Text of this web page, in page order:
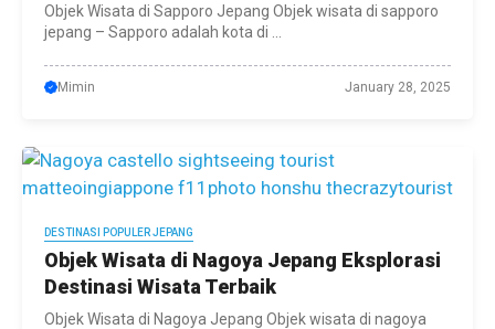
Objek Wisata di Sapporo Jepang Objek wisata di sapporo
jepang – Sapporo adalah kota di ...
Mimin January 28, 2025
DESTINASI POPULER JEPANG
Objek Wisata di Nagoya Jepang Eksplorasi
Destinasi Wisata Terbaik
Objek Wisata di Nagoya Jepang Objek wisata di nagoya